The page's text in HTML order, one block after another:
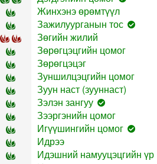
Жинхэнэ өрөмтүүл
Зажилуурганын тос
Зөгийн жилий
Зөрөгцэцгийн цомог
Зөрөгцэцэг
Зуншилцэцгийн цомог
Зуун наст (зууннаст)
Зэлэн зангуу
Зээргэнийн цомог
Игүүшингийн цомог
Идрээ
Идэшний намууцэцгийн үр